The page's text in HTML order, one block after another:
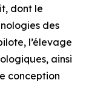
dont le
des
l’élevage
ainsi
conception